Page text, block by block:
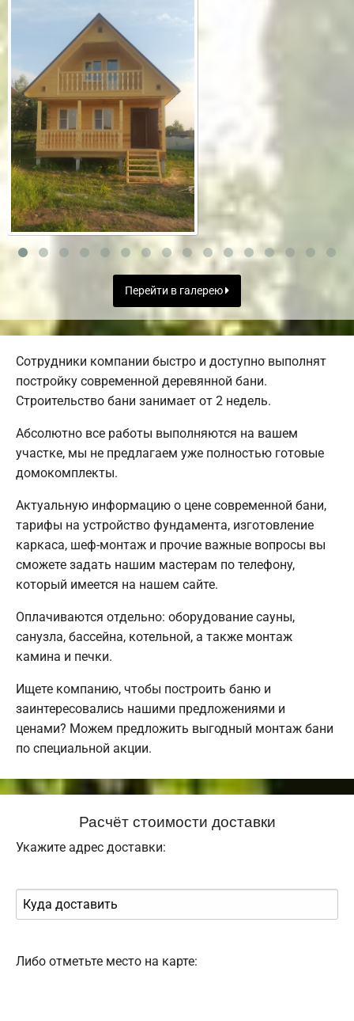
Перейти в галерею
Сотрудники компании быстро и доступно выполнят
постройку современной деревянной бани.
Строительство бани занимает от 2 недель.
Абсолютно все работы выполняются на вашем
участке, мы не предлагаем уже полностью готовые
домокомплекты.
Актуальную информацию о цене современной бани,
тарифы на устройство фундамента, изготовление
каркаса, шеф-монтаж и прочие важные вопросы вы
сможете задать нашим мастерам по телефону,
который имеется на нашем сайте.
Оплачиваются отдельно: оборудование сауны,
санузла, бассейна, котельной, а также монтаж
камина и печки.
Ищете компанию, чтобы построить баню и
заинтересовались нашими предложениями и
ценами? Можем предложить выгодный монтаж бани
по специальной акции.
Расчёт стоимости доставки
Укажите адрес доставки:
Либо отметьте место на карте: